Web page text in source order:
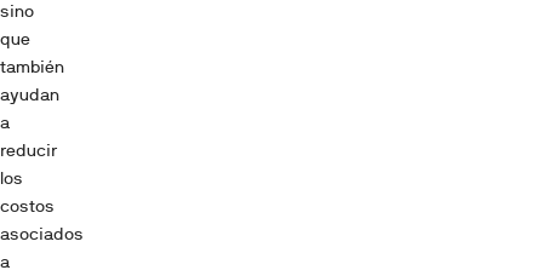
sino
que
también
ayudan
a
reducir
los
costos
asociados
a